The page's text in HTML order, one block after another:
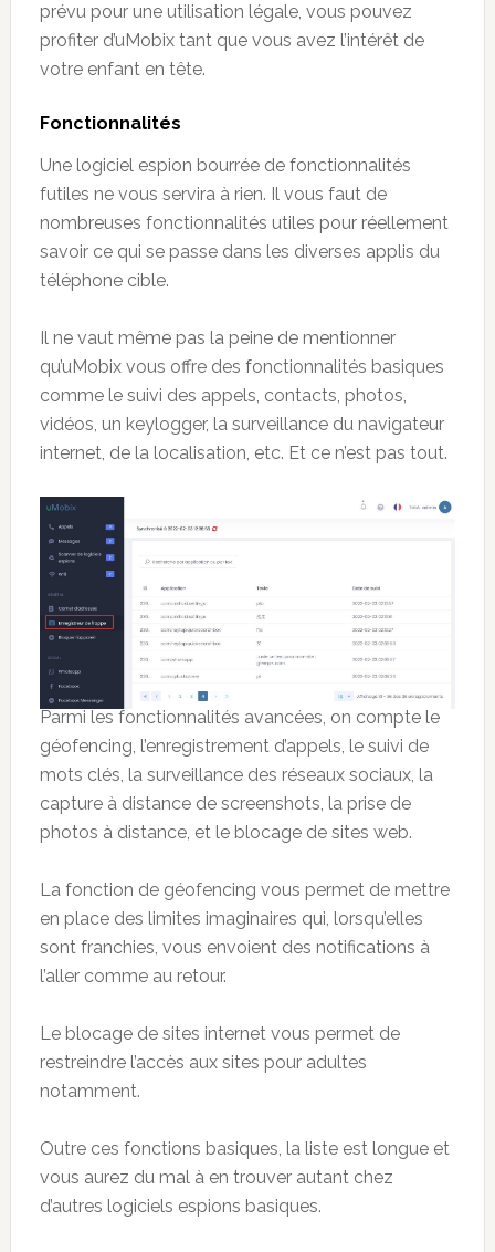
prévu pour une utilisation légale, vous pouvez
profiter d’uMobix tant que vous avez l’intérêt de
votre enfant en tête.
Fonctionnalités
Une logiciel espion bourrée de fonctionnalités
futiles ne vous servira à rien. Il vous faut de
nombreuses fonctionnalités utiles pour réellement
savoir ce qui se passe dans les diverses applis du
téléphone cible.
Il ne vaut même pas la peine de mentionner
qu’uMobix vous offre des fonctionnalités basiques
comme le suivi des appels, contacts, photos,
vidéos, un keylogger, la surveillance du navigateur
internet, de la localisation, etc. Et ce n’est pas tout.
Parmi les fonctionnalités avancées, on compte le
géofencing, l’enregistrement d’appels, le suivi de
mots clés, la surveillance des réseaux sociaux, la
capture à distance de screenshots, la prise de
photos à distance, et le blocage de sites web.
La fonction de géofencing vous permet de mettre
en place des limites imaginaires qui, lorsqu’elles
sont franchies, vous envoient des notifications à
l’aller comme au retour.
Le blocage de sites internet vous permet de
restreindre l’accès aux sites pour adultes
notamment.
Outre ces fonctions basiques, la liste est longue et
vous aurez du mal à en trouver autant chez
d’autres logiciels espions basiques.